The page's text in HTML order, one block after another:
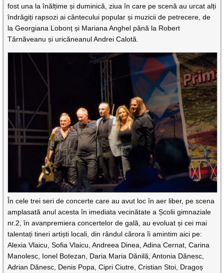
fost una la înălțime și duminică, ziua în care pe scenă au urcat alți
îndrăgiți rapsozi ai cântecului popular și muzicii de petrecere, de
la Georgiana Lobonț și Mariana Anghel până la Robert
Târnăveanu și uricăneanul Andrei Calotă.
În cele trei seri de concerte care au avut loc în aer liber, pe scena
amplasată anul acesta în imediata vecinătate a Școlii gimnaziale
nr.2, în avanpremiera concertelor de gală, au evoluat și cei mai
talentați tineri artiști locali, din rândul cărora îi amintim aici pe:
Alexia Vlaicu, Sofia Vlaicu, Andreea Dinea, Adina Cernat, Carina
Manolesc, Ionel Botezan, Daria Maria Dănilă, Antonia Dănesc,
Adrian Dănesc, Denis Popa, Cipri Ciutre, Cristian Stoi, Dragoș